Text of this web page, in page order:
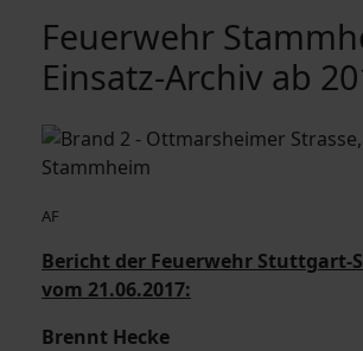
Feuerwehr
Einsatz-Archiv ab
AF
Bericht der Feuerwehr Stuttgart-
vom 21.06.2017:
Brennt Hecke